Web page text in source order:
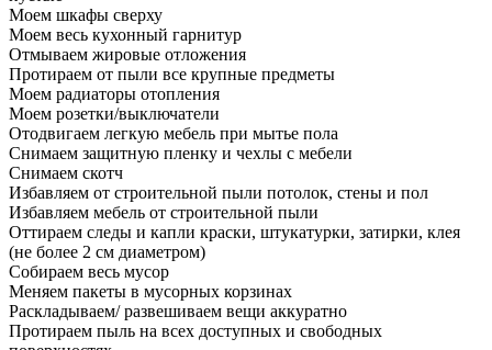
Моем шкафы сверху
Моем весь кухонный гарнитур
Отмываем жировые отложения
Протираем от пыли все крупные предметы
Моем радиаторы отопления
Моем розетки/выключатели
Отодвигаем легкую мебель при мытье пола
Снимаем защитную пленку и чехлы с мебели
Снимаем скотч
Избавляем от строительной пыли потолок, стены и пол
Избавляем мебель от строительной пыли
Оттираем следы и капли краски, штукатурки, затирки, клея
(не более 2 см диаметром)
Собираем весь мусор
Меняем пакеты в мусорных корзинах
Раскладываем/ развешиваем вещи аккуратно
Протираем пыль на всех доступных и свободных